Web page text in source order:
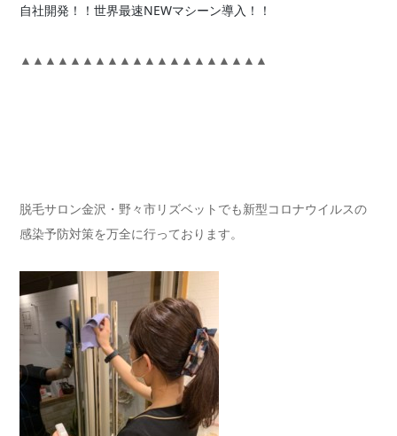
自社開発！！世界最速NEWマシーン導入！！
▲▲▲▲▲▲▲▲▲▲▲▲▲▲▲▲▲▲▲▲
脱毛サロン金沢・野々市リズベットでも新型コロナウイルスの
感染予防対策を万全に行っております。